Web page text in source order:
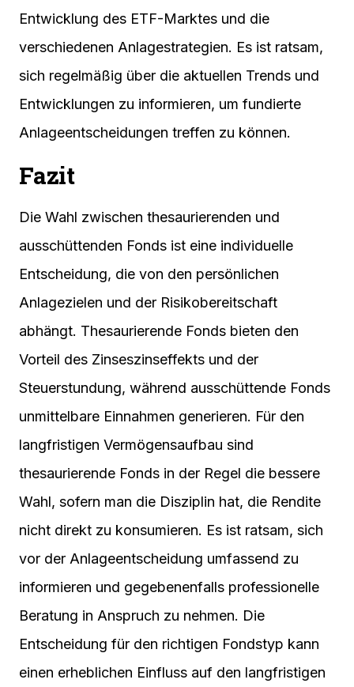
Entwicklung des ETF-Marktes und die
verschiedenen Anlagestrategien. Es ist ratsam,
sich regelmäßig über die aktuellen Trends und
Entwicklungen zu informieren, um fundierte
Anlageentscheidungen treffen zu können.
Fazit
Die Wahl zwischen thesaurierenden und
ausschüttenden Fonds ist eine individuelle
Entscheidung, die von den persönlichen
Anlagezielen und der Risikobereitschaft
abhängt. Thesaurierende Fonds bieten den
Vorteil des Zinseszinseffekts und der
Steuerstundung, während ausschüttende Fonds
unmittelbare Einnahmen generieren. Für den
langfristigen Vermögensaufbau sind
thesaurierende Fonds in der Regel die bessere
Wahl, sofern man die Disziplin hat, die Rendite
nicht direkt zu konsumieren. Es ist ratsam, sich
vor der Anlageentscheidung umfassend zu
informieren und gegebenenfalls professionelle
Beratung in Anspruch zu nehmen. Die
Entscheidung für den richtigen Fondstyp kann
einen erheblichen Einfluss auf den langfristigen